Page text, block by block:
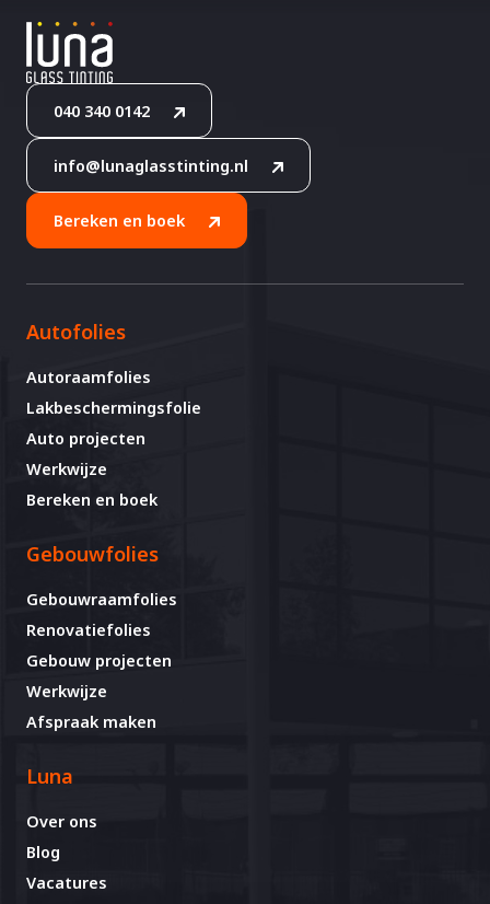
040 340 0142
info@lunaglasstinting.nl
Bereken en boek
Autofolies
Autoraamfolies
Lakbeschermingsfolie
Auto projecten
Werkwijze
Bereken en boek
Gebouwfolies
Gebouwraamfolies
Renovatiefolies
Gebouw projecten
Werkwijze
Afspraak maken
Luna
Over ons
Blog
Vacatures